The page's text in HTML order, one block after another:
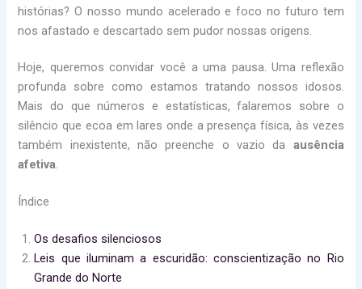
histórias? O nosso mundo acelerado e foco no futuro tem
nos afastado e descartado sem pudor nossas origens.
Hoje, queremos convidar você a uma pausa. Uma reflexão
profunda sobre como estamos tratando nossos idosos.
Mais do que números e estatísticas, falaremos sobre o
silêncio que ecoa em lares onde a presença física, às vezes
também inexistente, não preenche o vazio da ausência
afetiva.
Índice
Os desafios silenciosos
Leis que iluminam a escuridão: conscientização no Rio
Grande do Norte